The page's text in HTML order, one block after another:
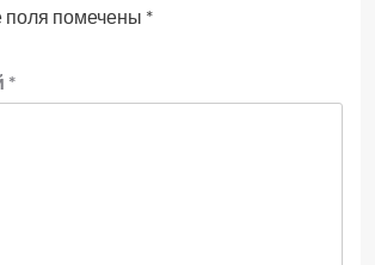
поля помечены *
*